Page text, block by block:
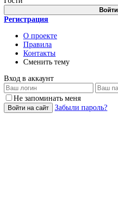
Войти
Регистрация
О проекте
Правила
Контакты
Сменить тему
Вход в аккаунт
Не запоминать меня
Войти на сайт Забыли пароль?